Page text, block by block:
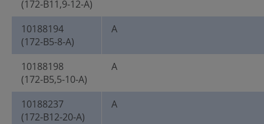
(172-B11,9-12-A)
10188194
(172-B5-8-A)
A
10188198
(172-B5,5-10-A)
A
10188237
(172-B12-20-A)
A